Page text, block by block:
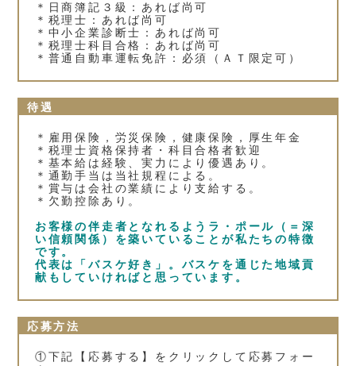
＊日商簿記３級：あれば尚可
＊税理士：あれば尚可
＊中小企業診断士：あれば尚可
＊税理士科目合格：あれば尚可
＊普通自動車運転免許：必須（ＡＴ限定可）
待遇
＊雇用保険，労災保険，健康保険，厚生年金
＊税理士資格保持者・科目合格者歓迎
＊基本給は経験、実力により優遇あり。
＊通勤手当は当社規程による。
＊賞与は会社の業績により支給する。
＊欠勤控除あり。
お客様の伴走者となれるようラ・ポール（＝深
い信頼関係）を築いていることが私たちの特徴
です。
代表は「バスケ好き」。バスケを通じた地域貢
献もしていければと思っています。
応募方法
①下記【応募する】をクリックして応募フォー